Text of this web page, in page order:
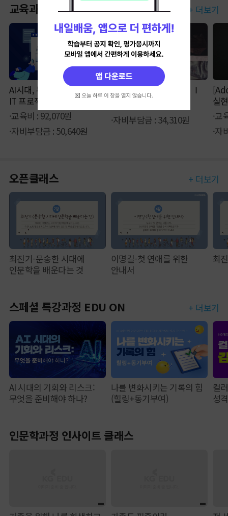
교육과정 + 더보기
AI시대, 누구나 할 수 있는
IT 프로젝트
·교육비 : 92,070원
·자비부담금 : 50,640원
epass 투자자산운용사 Ⅰ
·자비부담금 : 34,310원
실
애
·교
·자
오픈클래스 + 더보기
최진기-문송한 시대에
인문학을 배운다는 것
이명길-첫 연애를 위한
안내서
최
스페셜 특강과정 EDU ON + 더보기
AI 시대의 기회와 리스크:
무엇을 준비해야 하나?
나를 변화시키는 기록의 힘
(힐링+동기부여)
컬
성격
인문학과정 인사이트 클래스